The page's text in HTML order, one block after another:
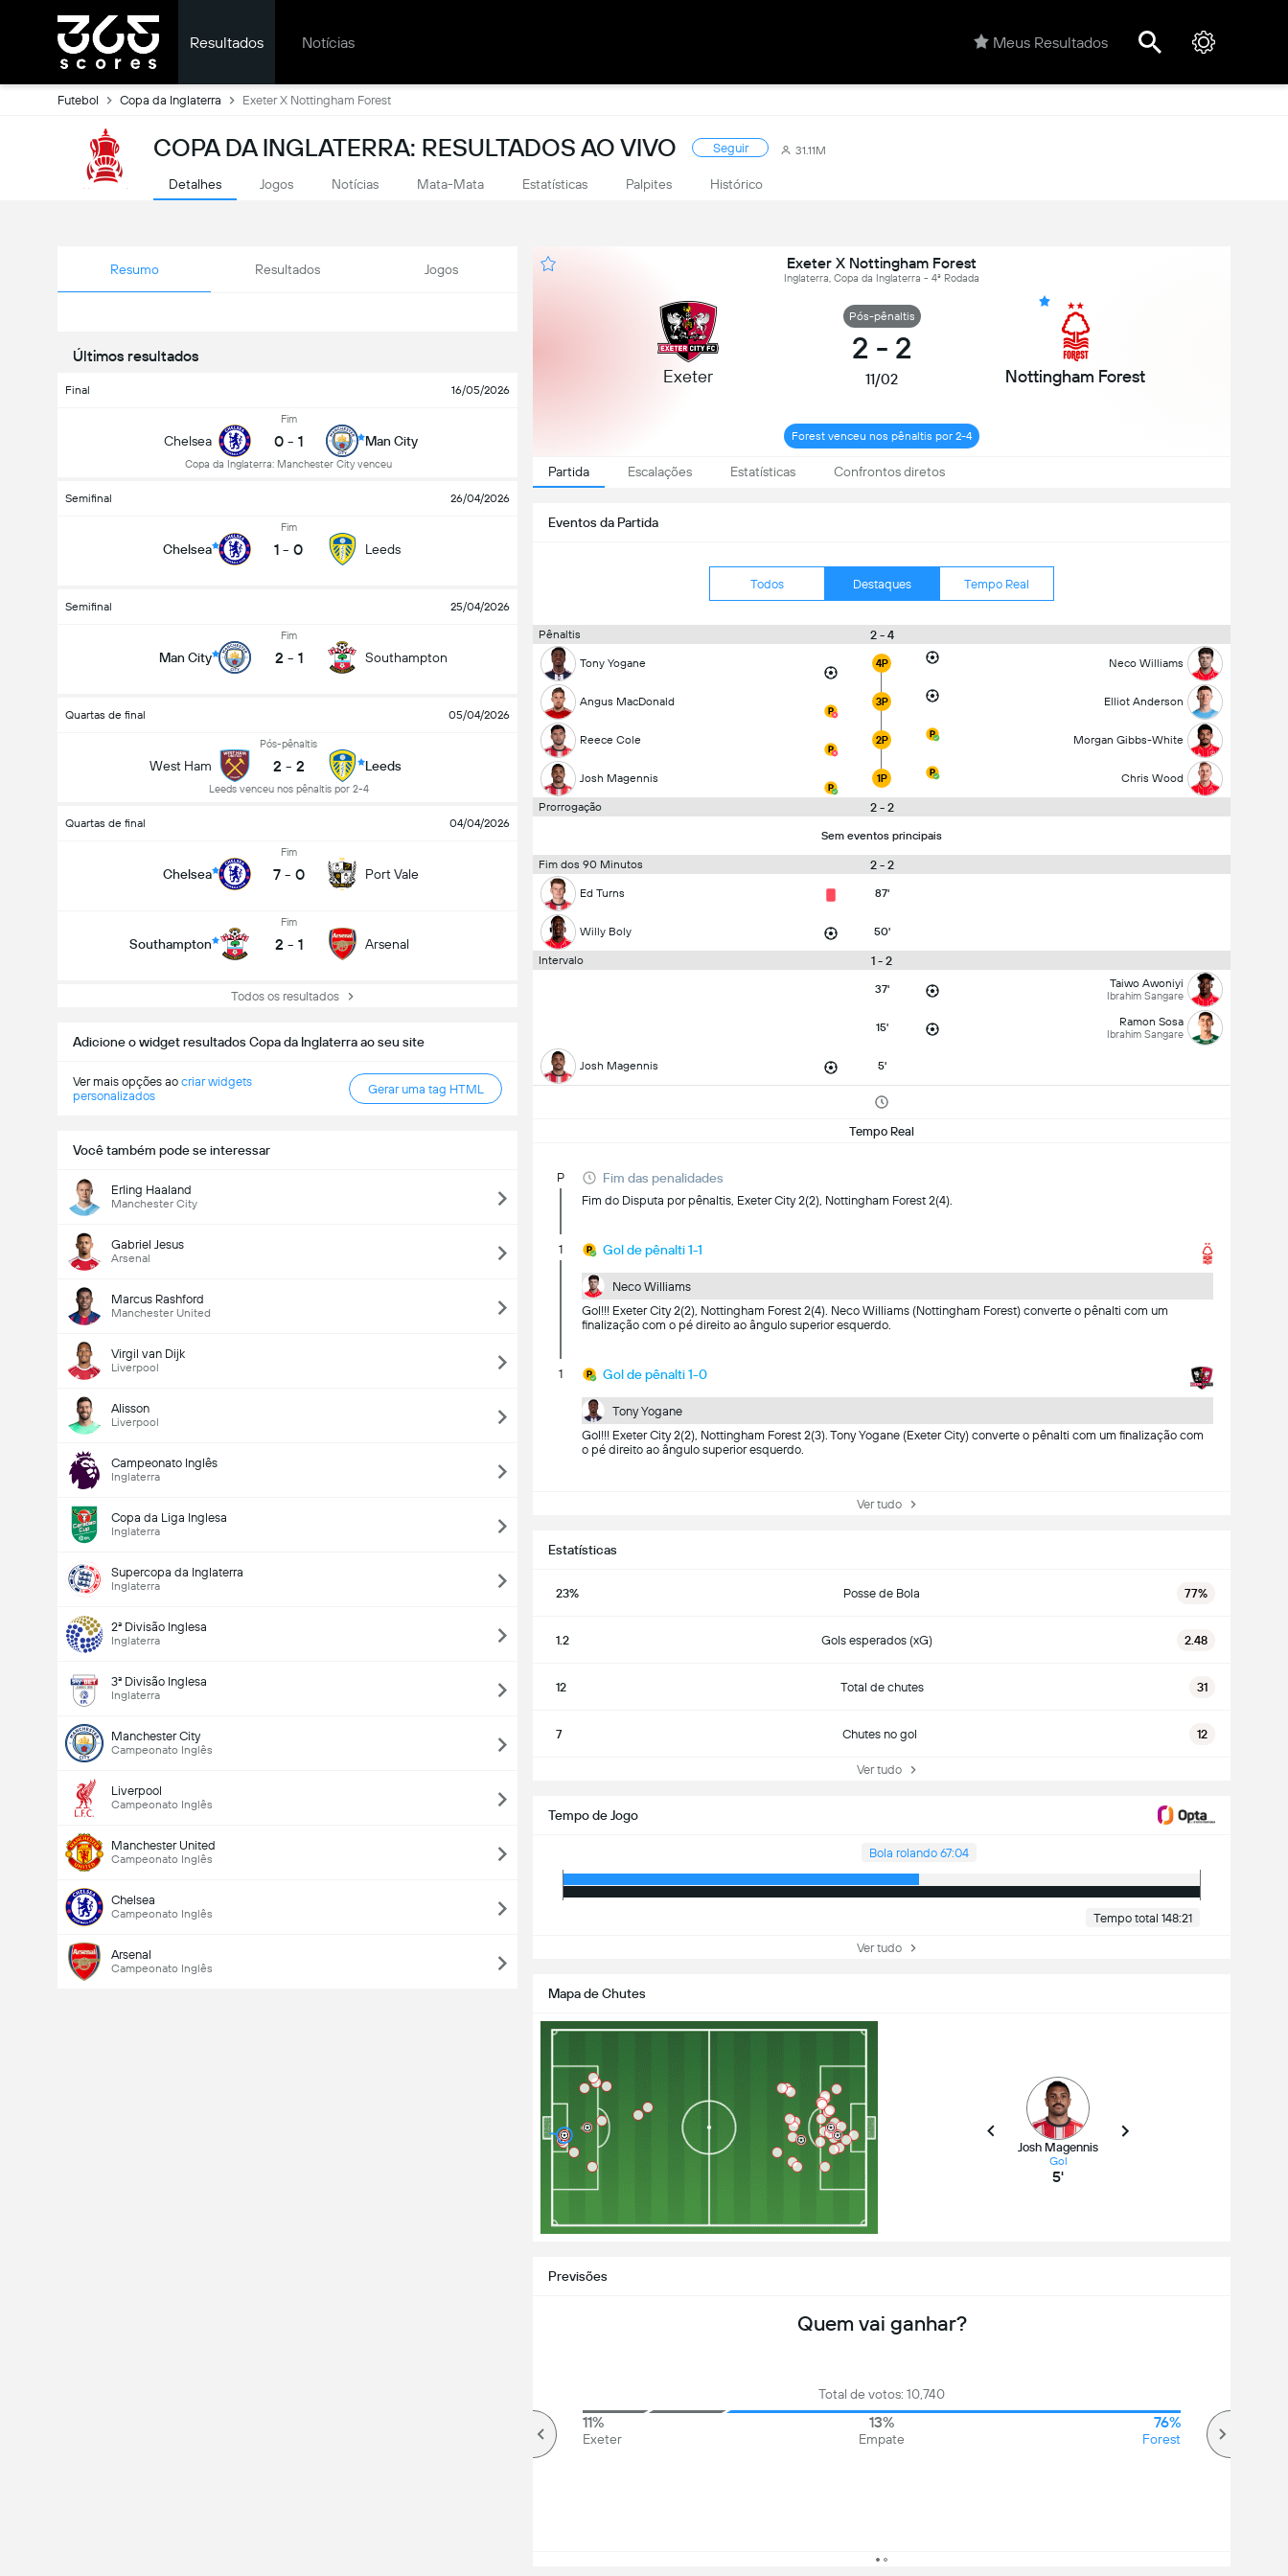
Resultados Notícias Meus Resultados
Futebol Copa da Inglaterra Exeter X Nottingham Forest
COPA DA INGLATERRA: RESULTADOS AO VIVO Seguir 31.11M
Detalhes Jogos Notícias Mata-Mata Estatísticas Palpites Histórico
Resumo Resultados Jogos
Últimos resultados
Final 16/05/2026
Chelsea
Fim
0 - 1
Copa da Inglaterra: Manchester City venceu
Man City
Semifinal 26/04/2026
Chelsea
Fim
1 - 0 Leeds
Semifinal 25/04/2026
Man City
Fim
2 - 1 Southampton
Quartas de final 05/04/2026
West Ham
Pós-pênaltis
2 - 2
Leeds venceu nos pênaltis por 2-4
Leeds
Quartas de final 04/04/2026
Chelsea
Fim
7 - 0 Port Vale
Southampton
Fim
2 - 1 Arsenal
Todos os resultados
Adicione o widget resultados Copa da Inglaterra ao seu site
Ver mais opções ao criar widgets
personalizados
Gerar uma tag HTML
Você também pode se interessar
Erling Haaland
Manchester City
Gabriel Jesus
Arsenal
Marcus Rashford
Manchester United
Virgil van Dijk
Liverpool
Alisson
Liverpool
Campeonato Inglês
Inglaterra
Copa da Liga Inglesa
Inglaterra
Supercopa da Inglaterra
Inglaterra
2ª Divisão Inglesa
Inglaterra
3ª Divisão Inglesa
Inglaterra
Manchester City
Campeonato Inglês
Liverpool
Campeonato Inglês
Manchester United
Campeonato Inglês
Chelsea
Campeonato Inglês
Arsenal
Campeonato Inglês
Exeter X Nottingham Forest
Inglaterra, Copa da Inglaterra - 4ª Rodada
Exeter
Pós-pênaltis
2 - 2
11/02 Nottingham Forest
Forest venceu nos pênaltis por 2-4
Partida Escalações Estatísticas Confrontos diretos
Eventos da Partida
Todos Destaques Tempo Real
Pênaltis 2 - 4
Tony Yogane 4P Neco Williams
Angus MacDonald 3P Elliot Anderson
Reece Cole 2P Morgan Gibbs-White
Josh Magennis 1P Chris Wood
Prorrogação 2 - 2
Sem eventos principais
Fim dos 90 Minutos 2 - 2
Ed Turns 87'
Willy Boly 50'
Intervalo 1 - 2
37' Taiwo Awoniyi
Ibrahim Sangare
15' Ramon Sosa
Ibrahim Sangare
Josh Magennis 5'
Tempo Real
P Fim das penalidades
Fim do Disputa por pênaltis, Exeter City 2(2), Nottingham Forest 2(4).
1 Gol de pênalti 1-1
Neco Williams
Gol!!! Exeter City 2(2), Nottingham Forest 2(4). Neco Williams (Nottingham Forest) converte o pênalti com um
finalização com o pé direito ao ângulo superior esquerdo.
1 Gol de pênalti 1-0
Tony Yogane
Gol!!! Exeter City 2(2), Nottingham Forest 2(3). Tony Yogane (Exeter City) converte o pênalti com um finalização com
o pé direito ao ângulo superior esquerdo.
Ver tudo
Estatísticas
23% Posse de Bola 77%
1.2 Gols esperados (xG) 2.48
12 Total de chutes 31
7 Chutes no gol 12
Ver tudo
Tempo de Jogo
Bola rolando 67:04
Tempo total 148:21
Ver tudo
Mapa de Chutes
Josh Magennis
Gol
5'
Previsões
Quem vai ganhar?
Total de votos: 10,740
11%
Exeter
13%
Empate
76%
Forest